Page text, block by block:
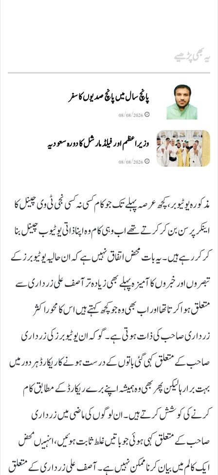
یہ بھی پڑھیے
پانچ سال میں پانچ صدیوں کا سفر
08/08/2026
وزیراعظم اور فیلڈ مارشل کا دورہ سعودیہ
08/08/2026
مذکورہ یو ٹیوبر، کچھ عرصہ پہلے تک جو کام کسی نہ کسی نجی ٹی وی چینل کا
اینکر پرسن بن کر کر تے تھے اب وہی کام وہ اپنا ذاتی یو ٹیوب چینل بنا
کرکر رہے ہیں۔ یہ بات محض اتفاق نہیں ہے کہ ان حالیہ یو ٹیوبرز کے
تبصروں اور خبروں کا آمیزہ پہلے بھی زیادہ تر آصف علی زرداری سے
متعلق ہوا کرتا تھا اور اب بھی وہ جو کچھ کہتے ہیں اس کا محوراکثر
زرداری صاحب کی ذات ہوتی ہے۔ گو کہ ان یوٹیوبرز کی زرداری
صاحب کے متعلق کہی گئی باتوں کے درست ہونے کا ریکارڈ ہر دور میں
بہت برا رہا لیکن پھر بھی وہ ہمیشہ اپنے برے ریکارڈ کے مطابق کام
کرنے کی کوشش کرتے ہیں۔ ان لوگوں کی ماضی میں زرداری
صاحب کے متعلق کہی ہوئی جو باتیں غلط ثابت ہوئیں ، انہیںمحض
ایک کالم میں بیان کرنا ممکن نہیں ہے۔ آصف علی زرداری کے متعلق